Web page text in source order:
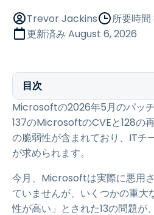
Trevor Jackins
所要時間
更新済み August 6, 2026
目次
Microsoftの2026年5月のパッチ
137のMicrosoftのCVEと128の
の脆弱性が含まれており、ITチ
が求められます。
今月、Microsoftは実際に悪用
ていませんが、いくつかの重大
性が高い」とされた13の問題が